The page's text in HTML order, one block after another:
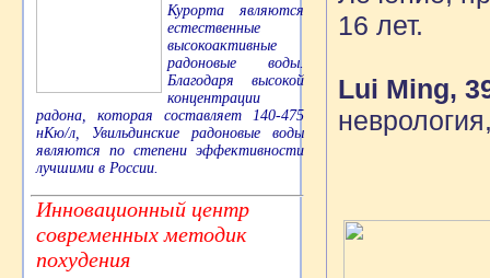
Курорта являются
естественные
высокоактивные
радоновые воды.
Благодаря высокой
концентрации
радона, которая составляет 140-475
нКю/л, Увильдинские радоновые воды
являются по степени эффективности
лучшими в России.
Инновационный центр
современных методик
похудения
16 лет.
Lui Ming,